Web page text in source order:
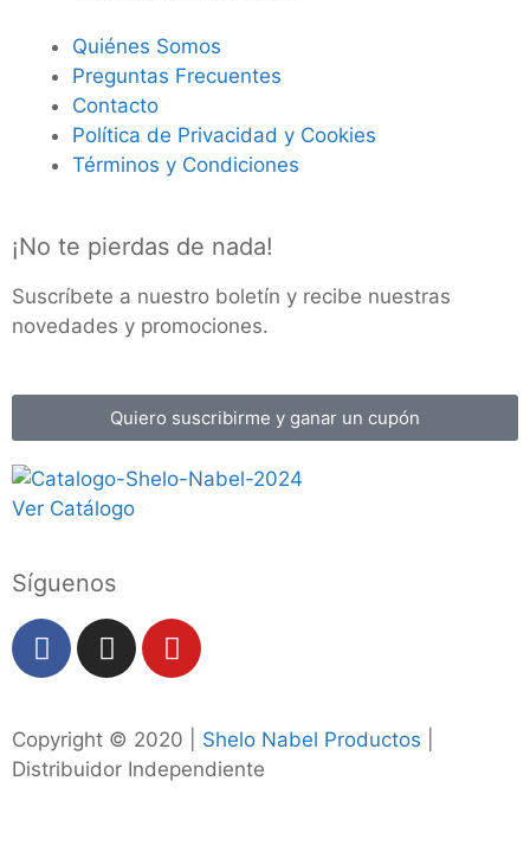
Quiénes Somos
Preguntas Frecuentes
Contacto
Política de Privacidad y Cookies
Términos y Condiciones
¡No te pierdas de nada!
Suscríbete a nuestro boletín y recibe nuestras
novedades y promociones.
Quiero suscribirme y ganar un cupón
Ver Catálogo
Síguenos
Copyright © 2020 | Shelo Nabel Productos
Distribuidor Independiente